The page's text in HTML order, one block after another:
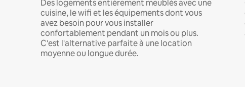
Des logements entièrement meublés avec une
cuisine, le wifi et les équipements dont vous
avez besoin pour vous installer
confortablement pendant un mois ou plus.
C'est l'alternative parfaite à une location
moyenne ou longue durée.